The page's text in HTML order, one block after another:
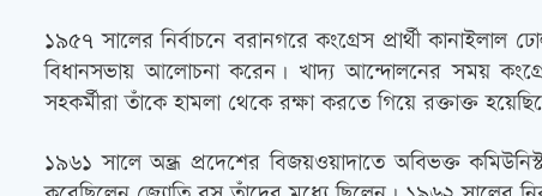
১৯৫৭ সালের নির্বাচনে বরানগরে কংগ্রেস প্রার্থী
বিধানসভায় আলোচনা করেন। খাদ্য আন্দোলনের সময়
সহকর্মীরা তাঁকে হামলা থেকে রক্ষা করতে গিয়ে রক্তাক্ত
১৯৬১ সালে অন্ধ্র প্রদেশের বিজয়ওয়াদাতে অবিভক্ত